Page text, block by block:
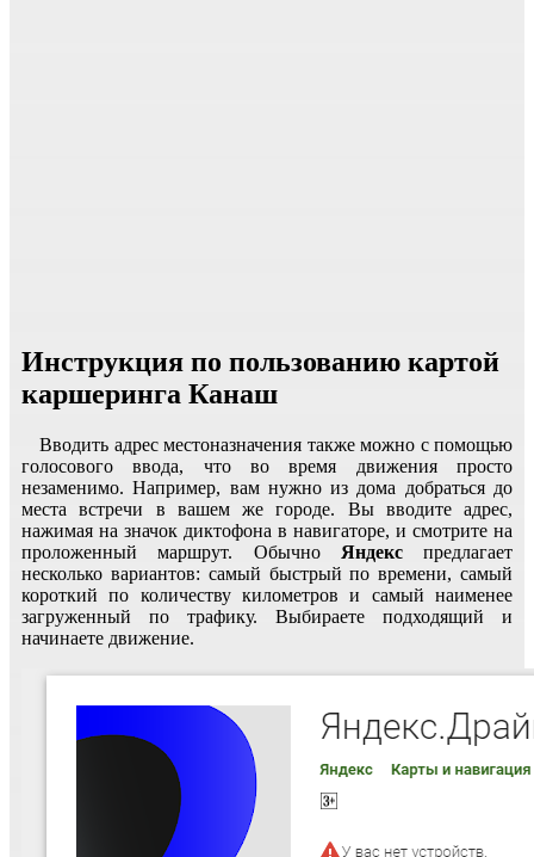
Инструкция по пользованию картой
каршеринга Канаш
Вводить адрес местоназначения также можно с помощью
голосового ввода, что во время движения просто
незаменимо. Например, вам нужно из дома добраться до
места встречи в вашем же городе. Вы вводите адрес,
нажимая на значок диктофона в навигаторе, и смотрите на
проложенный маршрут. Обычно Яндекспредлагает
несколько вариантов: самый быстрый по времени, самый
короткий по количеству километров и самый наименее
загруженный по трафику. Выбираете подходящий и
начинаете движение.